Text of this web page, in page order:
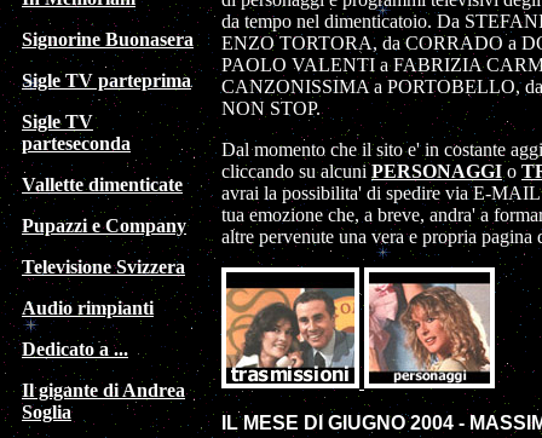
Signorine Buonasera
Sigle TV parteprima
Sigle TV
parteseconda
Vallette dimenticate
Pupazzi e Company
Televisione Svizzera
Audio rimpianti
Dedicato a ...
Il gigante di Andrea
Soglia
da tempo nel dimenticatoio. Da
ENZO TORTORA, da CORRADO a
PAOLO VALENTI a FABRIZIA
CANZONISSIMA a PORTOBELLO,
NON STOP.
Dal momento che il sito e' in costante
cliccando su alcuniPERSONAGGI o
avrai la possibilita' di spedire via E-
tua emozione che, a breve, andra' a
altre pervenute una vera e propria pagina
IL MESE DI GIUGNO 2004 -